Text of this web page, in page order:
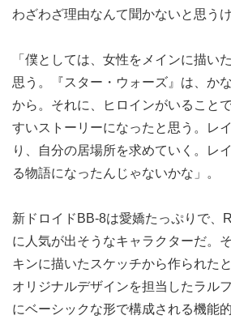
わざわざ理由なんて聞かないと思う
「僕としては、女性をメインに描い
思う。『スター・ウォーズ』は、か
から。それに、ヒロインがいること
すいストーリーになったと思う。レ
り、自分の居場所を求めていく。レ
る物語になったんじゃないかな」。
新ドロイドBB-8は愛嬌たっぷりで、
に人気が出そうなキャラクターだ。
キンに描いたスケッチから作られた
オリジナルデザインを担当したラル
にベーシックな形で構成される機能